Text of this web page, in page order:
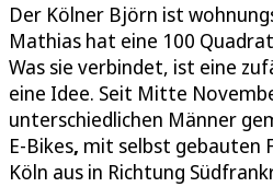
Der Kölner Björn ist
Mathias hat eine 100
Was sie verbindet, ist eine
eine Idee. Seit Mitte
unterschiedlichen Männer
E-Bikes, mit selbst gebauten
Köln aus in Richtung